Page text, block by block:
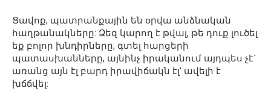
Ցավոք, պատրանքային են օրվա անձնական
հաղթանակները: Ձեզ կարող է թվալ, թե դուք լուծել
եք բոլոր խնդիրները, գտել հարցերի
պատասխանները, այնինչ իրականում այդպես չէ`
առանց այն էլ բարդ իրավիճակն էլ’ ավելի է
խճճվել: